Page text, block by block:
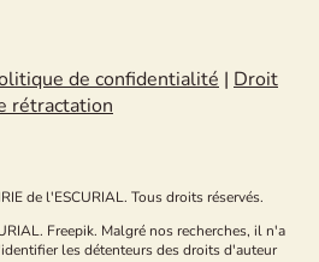
de confidentialité | Droit
rétractation
de l'ESCURIAL. Tous droits réservés.
Freepik. Malgré nos recherches, il n'a
les détenteurs des droits d'auteur